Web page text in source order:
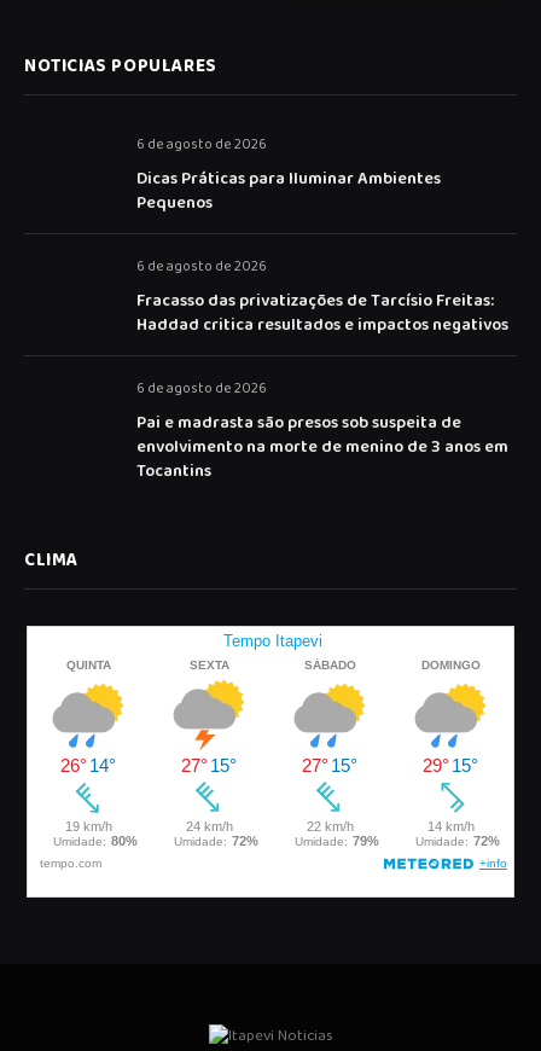
NOTICIAS POPULARES
6 de agosto de 2026
Dicas Práticas para Iluminar Ambientes
Pequenos
6 de agosto de 2026
Fracasso das privatizações de Tarcísio Freitas:
Haddad critica resultados e impactos negativos
6 de agosto de 2026
Pai e madrasta são presos sob suspeita de
envolvimento na morte de menino de 3 anos em
Tocantins
CLIMA